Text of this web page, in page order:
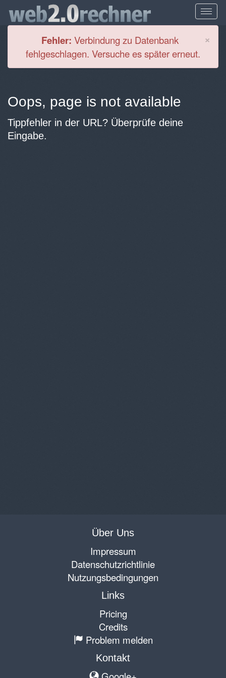
×
Fehler: Verbindung zu Datenbank
fehlgeschlagen. Versuche es später erneut.
Oops, page is not available
Tippfehler in der URL? Überprüfe deine
Eingabe.
Über Uns
Impressum
Datenschutzrichtlinie
Nutzungsbedingungen
Links
Pricing
Credits
Problem melden
Kontakt